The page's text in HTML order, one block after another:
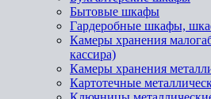
Бытовые шкафы
Гардеробные шкафы,
Камеры хранения
кассира)
Камеры хранения
Картотечные